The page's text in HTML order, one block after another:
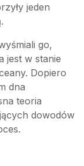
jeden
go,
jest w stanie
Dopiero
dna
teoria
dowodów